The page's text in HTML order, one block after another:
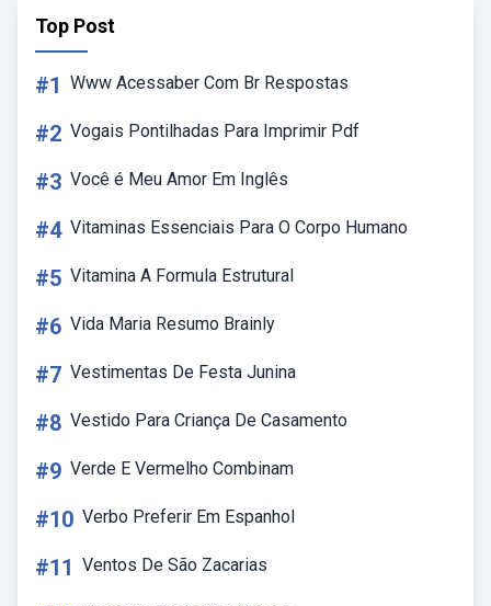
Top Post
#1 Www Acessaber Com Br Respostas
#2 Vogais Pontilhadas Para Imprimir Pdf
#3 Você é Meu Amor Em Inglês
#4 Vitaminas Essenciais Para O Corpo Humano
#5 Vitamina A Formula Estrutural
#6 Vida Maria Resumo Brainly
#7 Vestimentas De Festa Junina
#8 Vestido Para Criança De Casamento
#9 Verde E Vermelho Combinam
#10 Verbo Preferir Em Espanhol
#11 Ventos De São Zacarias